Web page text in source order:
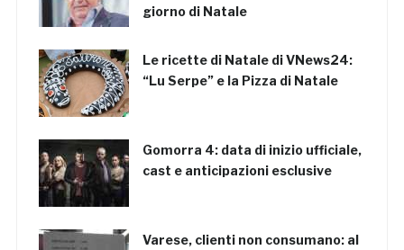
giorno di Natale
Le ricette di Natale di VNews24:
“Lu Serpe” e la Pizza di Natale
Gomorra 4: data di inizio ufficiale,
cast e anticipazioni esclusive
Varese, clienti non consumano: al